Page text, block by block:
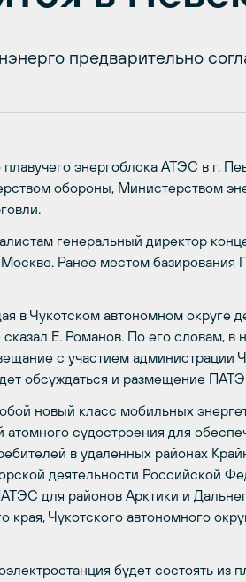
предварительно
энергоблока АТЭС в г.
обороны, Министерством
генеральный директор
Ранее местом
в Чукотском автономном округе
Е. Романов. По его словам, в
с участием администрации
обсуждаться и размещение
новый класс мобильных
атомного судостроения для
в удаленных районах
деятельности Российской
для районов Арктики и
края, Чукотского автономного
будет состоять из